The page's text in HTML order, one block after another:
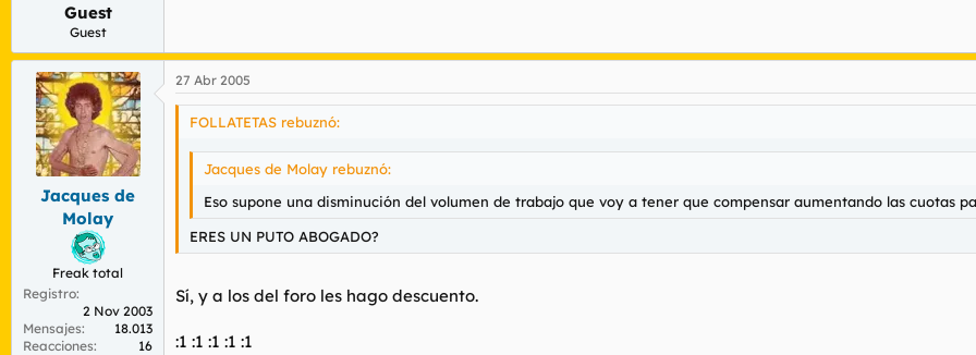
Guest
Guest
Jacques de
Molay
Freak total
Registro
2 Nov 2003
Mensajes
18.013
Reacciones
16
27 Abr 2005
FOLLATETAS rebuznó:
Jacques de Molay rebuznó:
Eso supone una disminución del volumen de trabajo que voy a tener que compensar aumentando las cuotas
ERES UN PUTO ABOGADO?
Sí, y a los del foro les hago descuento.
:1 :1 :1 :1 :1